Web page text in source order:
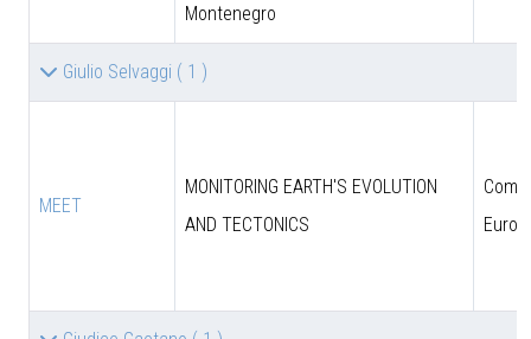
Montenegro
Giulio Selvaggi ( 1 )
MEET
MONITORING EARTH'S EVOLUTION
AND TECTONICS